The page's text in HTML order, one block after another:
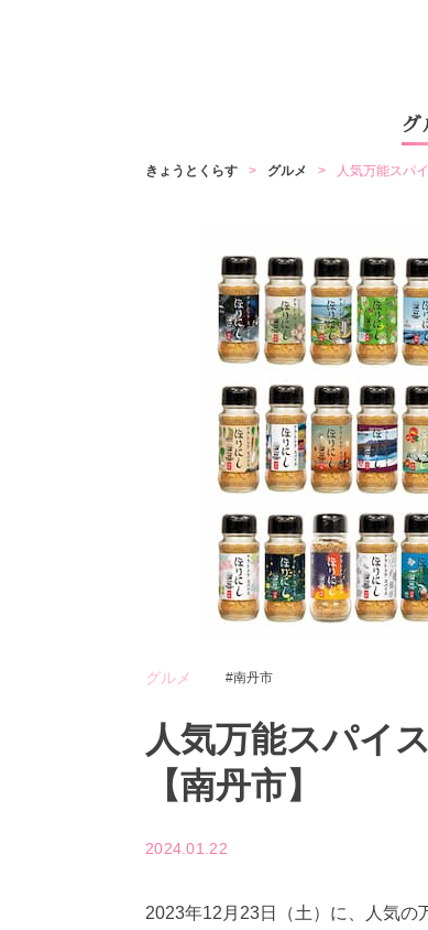
グ
きょうとくらす グルメ 人気万能スパ
グルメ 南丹市
人気万能スパイ
【南丹市】
2024.01.22
2023年12月23日（土）に、人気の